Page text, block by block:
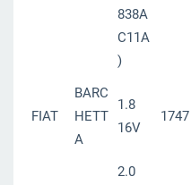
838A
C11A
)
FIAT
BARC
HETT
A
1.8
16V
1747
2.0